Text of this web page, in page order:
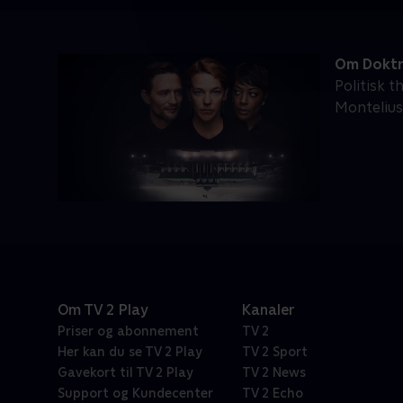
Om
Politisk
Om TV 2 Play
Priser og abonnement
Her kan du se TV 2 Play
Gavekort til TV 2 Play
Support og Kundecenter
Kanaler
TV 2
TV 2 Sport
TV 2 News
TV 2 Echo